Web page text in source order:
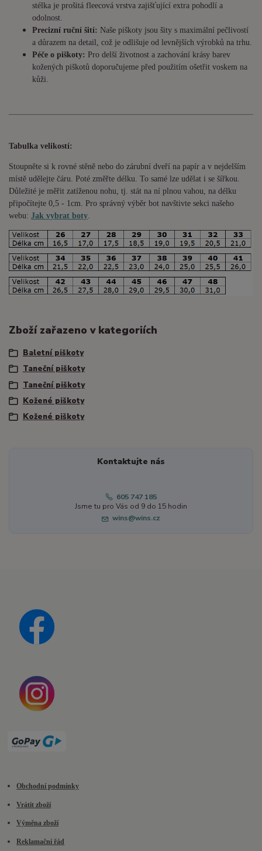
stélka je prošitá fleecová vrstva zajišťující extra pohodlí a
odolnost.
Precizní ruční šití: Naše piškoty jsou šity s maximální pečlivostí
a důrazem na detail, což je odlišuje od levnějších výrobků na trhu.
Péče o piškoty: Pro delší životnost a zachování krásy barev
kožených piškotů doporučujeme před použitím ošetřit voskem na
kůži.
Tabulka velikostí:
Stoupněte si k rovné stěně nebo do zárubní dveří na papír a v nejdelším
místě udělejte čáru. Poté změřte délku. To samé lze udělat i se šířkou.
Důležité je měřit zatíženou nohu, tj. stát na ní plnou vahou, na délku
připočítejte 0,5 - 1cm . Pro správný výběr bot navštivte sekci našeho
webu: Jak vybrat boty
Zboží zařazeno v kategoriích
Baletní piškoty
Taneční piškoty
Taneční piškoty
Kožené piškoty
Kožené piškoty
Kontaktujte nás
605 747 185
Jsme tu pro Vás od 9 do 15 hodin
wins@wins.cz
Obchodní podmínky
Vrátit zboží
Výměna zboží
Reklamační řád